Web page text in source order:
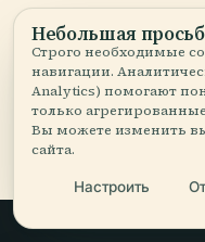
Нидерландов
Все 153
Небольшая
Строго необходимые
навигации.
Analytics) помогают
только
Вы можете изменить
сайта.
Настроить